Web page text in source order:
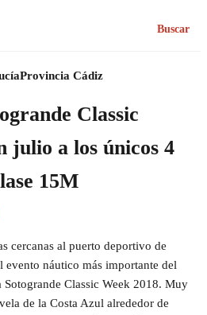
Buscar
Provincia Cádiz
Classic
julio a los únicos 4
15M
cercanas al puerto deportivo de
evento náutico más importante del
Classic Week 2018. Muy
de la Costa Azul alrededor de